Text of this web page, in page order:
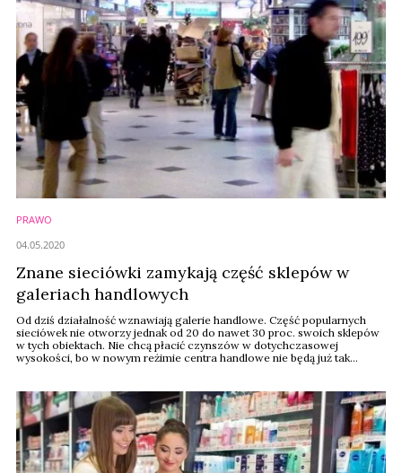
PRAWO
Znane sieciówki zamykają część sklepów w
galeriach handlowych
Od dziś działalność wznawiają galerie handlowe. Część popularnych
sieciówek nie otworzy jednak od 20 do nawet 30 proc. swoich sklepów
w tych obiektach. Nie chcą płacić czynszów w dotychczasowej
wysokości, bo w nowym reżimie centra handlowe nie będą już tak
handlowych będzie niższy o 70 proc. ...
04.05.2020